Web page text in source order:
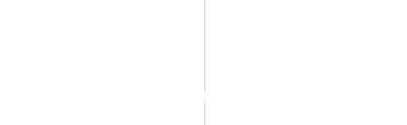
DATENSCHUTZ